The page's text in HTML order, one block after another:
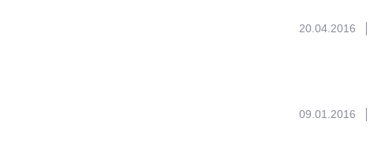
20.04.2016
09.01.2016